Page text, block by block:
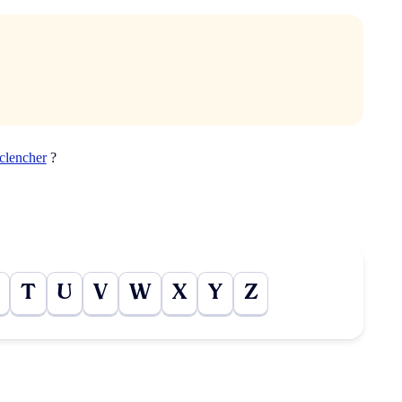
?
T U V W X Y Z